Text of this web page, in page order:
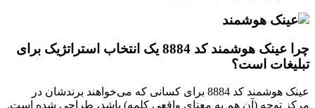
چرا عینک هوشمند کد 8884 یک انتخاب استراتژیک برای
تبلیغات است؟
عینک هوشمند کد 8884 برای کسانی که می‌خواهند برندشان در
مرکز توجه (آن هم به معنای واقعی کلمه) باشد، طراحی شده است.